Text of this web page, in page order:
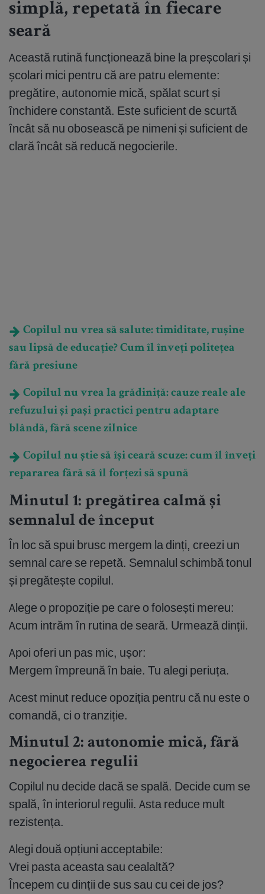
simplă, repetată în fiecare
seară
Această rutină funcționează bine la preșcolari și
școlari mici pentru că are patru elemente:
pregătire, autonomie mică, spălat scurt și
închidere constantă. Este suficient de scurtă
încât să nu obosească pe nimeni și suficient de
clară încât să reducă negocierile.
Copilul nu vrea să salute: timiditate, rușine
sau lipsă de educație? Cum îl înveți politețea
fără presiune
Copilul nu vrea la grădiniță: cauze reale ale
refuzului și pași practici pentru adaptare
blândă, fără scene zilnice
Copilul nu știe să își ceară scuze: cum îl înveți
repararea fără să îl forțezi să spună
Minutul 1: pregătirea calmă și
semnalul de început
În loc să spui brusc mergem la dinți, creezi un
semnal care se repetă. Semnalul schimbă tonul
și pregătește copilul.
Alege o propoziție pe care o folosești mereu:
Acum intrăm în rutina de seară. Urmează dinții.
Apoi oferi un pas mic, ușor:
Mergem împreună în baie. Tu alegi periuța.
Acest minut reduce opoziția pentru că nu este o
comandă, ci o tranziție.
Minutul 2: autonomie mică, fără
negocierea regulii
Copilul nu decide dacă se spală. Decide cum se
spală, în interiorul regulii. Asta reduce mult
rezistența.
Alegi două opțiuni acceptabile:
Vrei pasta aceasta sau cealaltă?
Începem cu dinții de sus sau cu cei de jos?